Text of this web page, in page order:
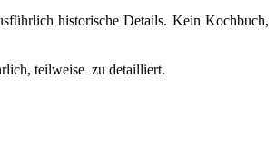
historische Details. Kein Kochbuch,
teilweise zu detailliert.